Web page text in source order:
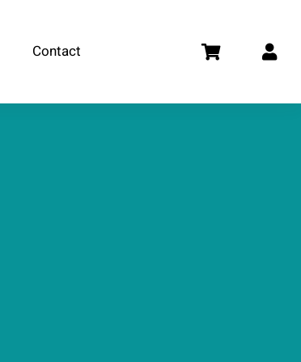
Contact